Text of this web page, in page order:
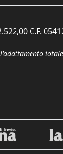
C.F.